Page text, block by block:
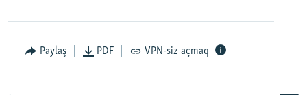
Paylaş PDF VPN-siz açmaq